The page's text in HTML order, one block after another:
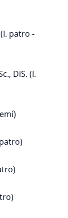
patro -
DiS. (I.